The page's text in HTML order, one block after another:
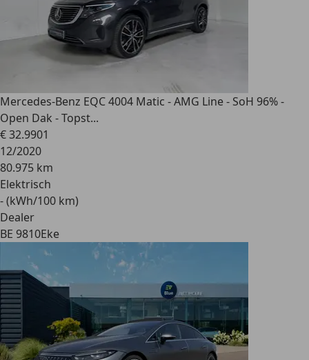
Mercedes-Benz EQC 4004 Matic - AMG Line - SoH 96% -
Open Dak - Topst...
€ 32.9901
12/2020
80.975 km
Elektrisch
- (kWh/100 km)
Dealer
BE 9810Eke